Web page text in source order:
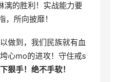
漓的胜利！实战能力要
所向披靡！
做到，我们民族就有血
心mo的进攻！守住戒s
狠手！绝不手软！